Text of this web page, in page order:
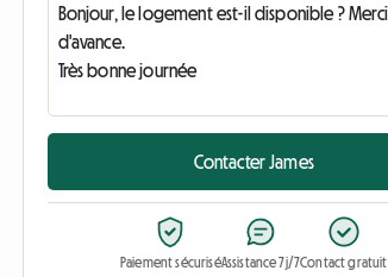
Contacter James
Paiement sécuriséAssistance 7j/7Contact gratuit